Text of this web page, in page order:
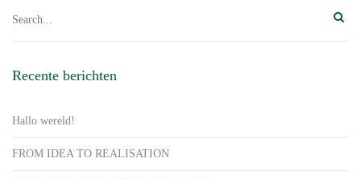
Recente berichten
Hallo wereld!
FROM IDEA TO REALISATION